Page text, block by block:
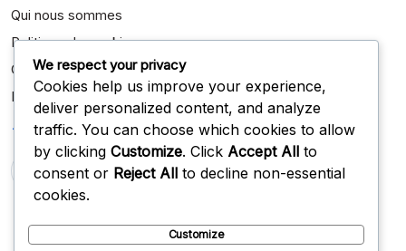
Qui nous sommes
Politique de cookies
Conditions de service
Politique de protection des données
Recherche
We respect your privacy
Cookies help us improve your experience,
deliver personalized content, and analyze
traffic. You can choose which cookies to allow
by clicking Customize. Click Accept All to
consent or Reject All to decline non-essential
cookies.
Customize